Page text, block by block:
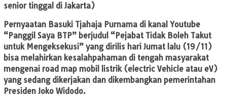
senior tinggal di Jakarta)
Pernyaatan Basuki Tjahaja Purnama di kanal Youtube
“Panggil Saya BTP” berjudul “Pejabat Tidak Boleh Takut
untuk Mengeksekusi” yang dirilis hari Jumat lalu (19/11)
bisa melahirkan kesalahpahaman di tengah masyarakat
mengenai road map mobil listrik (electric Vehicle atau eV)
yang sedang dikerjakan dan dikembangkan pemerintahan
Presiden Joko Widodo.